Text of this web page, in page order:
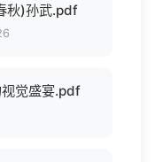
秋)孙武.pdf
觉盛宴.pdf